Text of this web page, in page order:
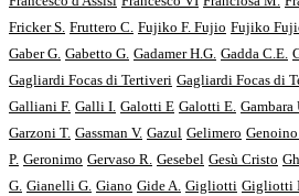
Fricker S. Fruttero C. Fujiko F. Fujio Fujiko
Gaber G. Gabetto G. Gadamer H.G. Gadda C.E.
Gagliardi Focas di Tertiveri Gagliardi Focas di
Galliani F. Galli I. Galotti E Galotti E. Gambara
Garzoni T. Gassman V. Gazul Gelimero
P. Geronimo Gervaso R. Gesebel Gesù Cristo
G. Gianelli G. Giano Gide A. Gigliotti Gigliotti